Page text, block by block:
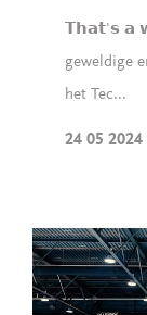
𝗧𝗵𝗮𝘁'𝘀 𝗮
geweldige
het Tec...
24 05 2024